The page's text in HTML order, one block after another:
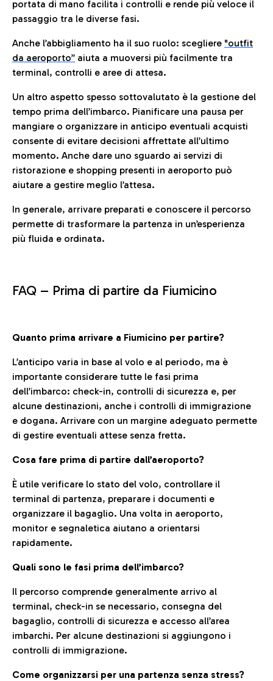
portata di mano facilita i controlli e rende più veloce il
passaggio tra le diverse fasi.
Anche l’abbigliamento ha il suo ruolo: scegliere "outfit
da aeroporto” aiuta a muoversi più facilmente tra
terminal, controlli e aree di attesa.
Un altro aspetto spesso sottovalutato è la gestione del
tempo prima dell’imbarco. Pianificare una pausa per
mangiare o organizzare in anticipo eventuali acquisti
consente di evitare decisioni affrettate all’ultimo
momento. Anche dare uno sguardo ai servizi di
ristorazione e shopping presenti in aeroporto può
aiutare a gestire meglio l’attesa.
In generale, arrivare preparati e conoscere il percorso
permette di trasformare la partenza in un’esperienza
più fluida e ordinata.
FAQ – Prima di partire da Fiumicino
Quanto prima arrivare a Fiumicino per partire?
L’anticipo varia in base al volo e al periodo, ma è
importante considerare tutte le fasi prima
dell’imbarco: check-in, controlli di sicurezza e, per
alcune destinazioni, anche i controlli di immigrazione
e dogana. Arrivare con un margine adeguato permette
di gestire eventuali attese senza fretta.
Cosa fare prima di partire dall’aeroporto?
È utile verificare lo stato del volo, controllare il
terminal di partenza, preparare i documenti e
organizzare il bagaglio. Una volta in aeroporto,
monitor e segnaletica aiutano a orientarsi
rapidamente.
Quali sono le fasi prima dell’imbarco?
Il percorso comprende generalmente arrivo al
terminal, check-in se necessario, consegna del
bagaglio, controlli di sicurezza e accesso all’area
imbarchi. Per alcune destinazioni si aggiungono i
controlli di immigrazione.
Come organizzarsi per una partenza senza stress?